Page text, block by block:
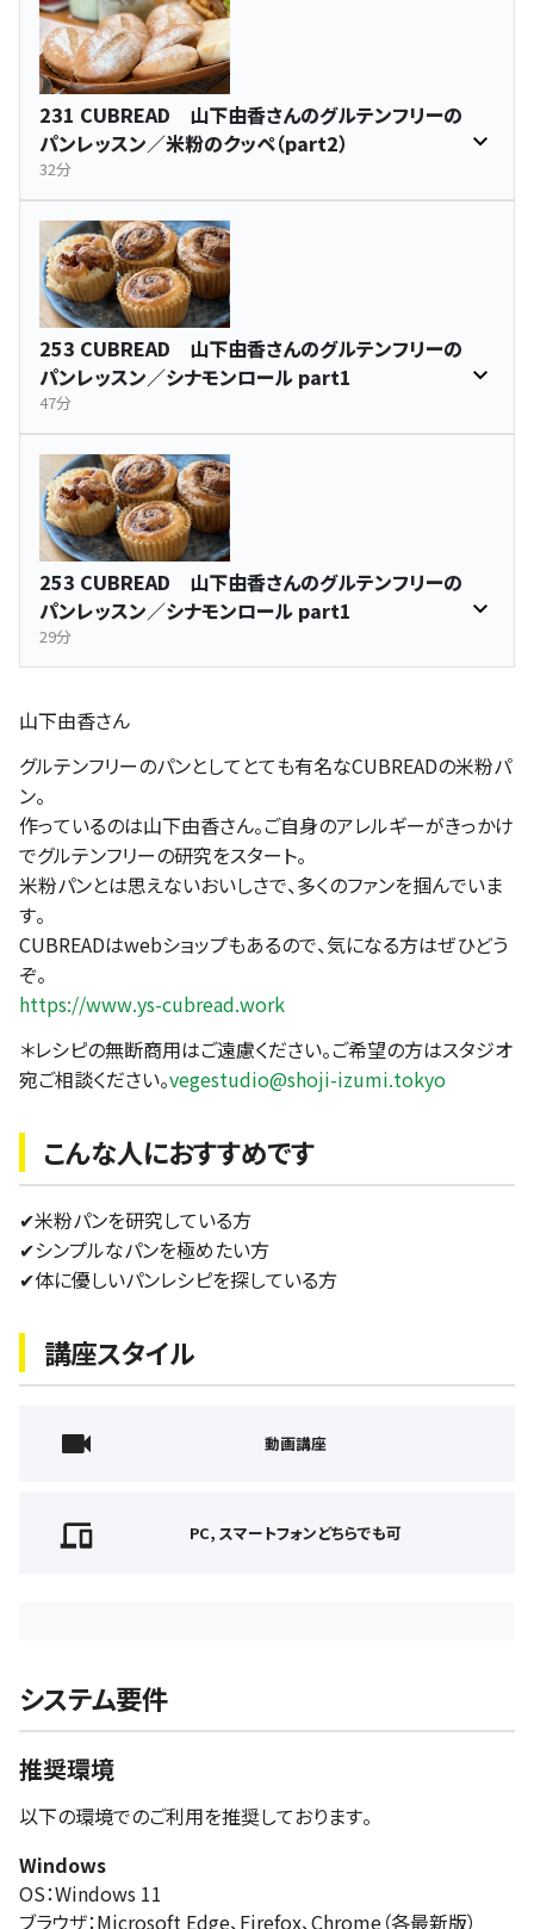
231 CUBREAD 山下由香さんのグルテンフリーの
パンレッスン／米粉のクッペ（part2）
32分
253 CUBREAD 山下由香さんのグルテンフリーの
パンレッスン／シナモンロール part1
47分
253 CUBREAD 山下由香さんのグルテンフリーの
パンレッスン／シナモンロール part1
29分
山下由香さん
グルテンフリーのパンとしてとても有名なCUBREADの米粉パ
ン。
作っているのは山下由香さん。ご自身のアレルギーがきっかけ
でグルテンフリーの研究をスタート。
米粉パンとは思えないおいしさで、多くのファンを掴んでいま
す。
CUBREADはwebショップもあるので、気になる方はぜひどう
ぞ。
https://www.ys-cubread.work
＊レシピの無断商用はご遠慮ください。ご希望の方はスタジオ
宛ご相談ください。vegestudio@shoji-izumi.tokyo
こんな人におすすめです
✔︎米粉パンを研究している方
✔︎シンプルなパンを極めたい方
✔︎体に優しいパンレシピを探している方
講座スタイル
動画講座
PC, スマートフォンどちらでも可
システム要件
推奨環境
以下の環境でのご利用を推奨しております。
Windows
OS：Windows 11
ブラウザ：Microsoft Edge、Firefox、Chrome（各最新版）